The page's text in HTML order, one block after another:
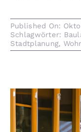
Published On:
Schlagwörter:
Stadtplanung,